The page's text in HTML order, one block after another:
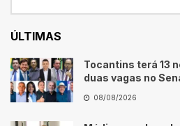
ÚLTIMAS
Tocantins terá 13
duas vagas no
08/08/2026